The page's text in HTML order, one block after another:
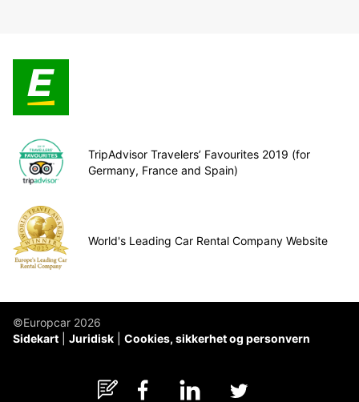
TripAdvisor Travelers’ Favourites 2019 (for
Germany, France and Spain)
World's Leading Car Rental Company Website
©Europcar 2026
Sidekart
Juridisk Cookies, sikkerhet og personvern